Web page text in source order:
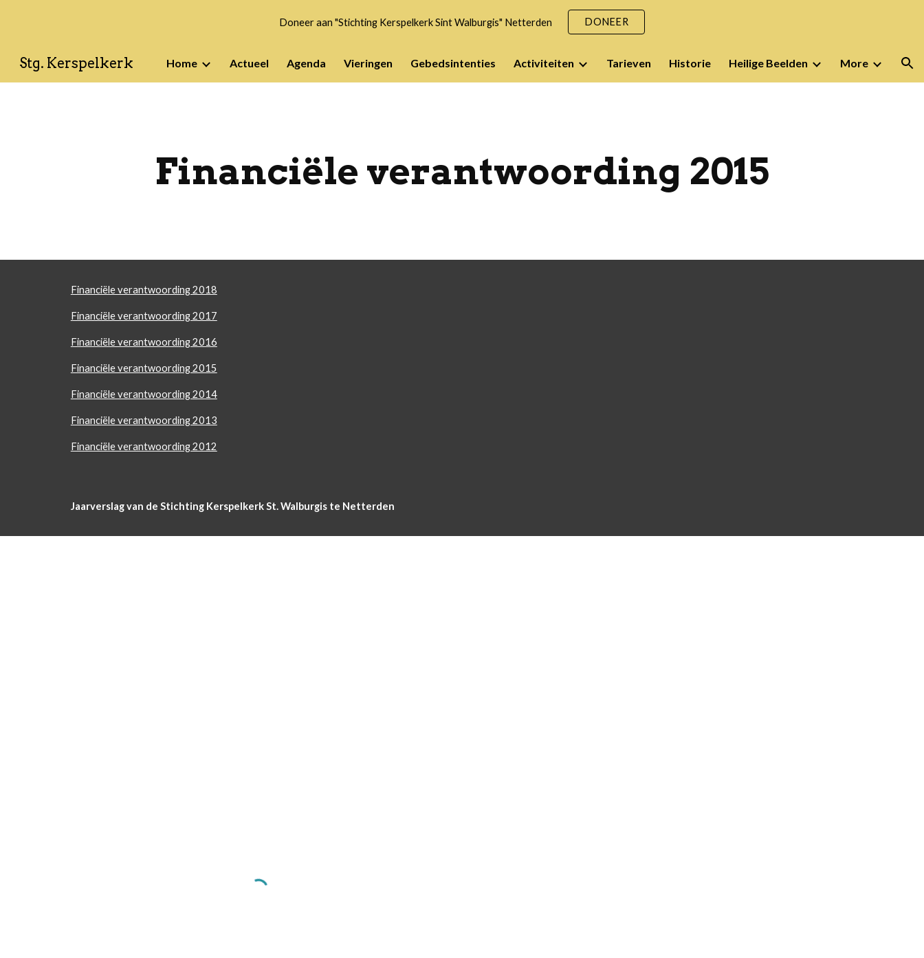
Skip to main content Skip to navigation
Doneer aan "Stichting Kerspelkerk Sint Walburgis" Netterden DONEER
Stg. Kerspelkerk Home Actueel Agenda Vieringen Gebedsintenties Activiteiten Tarieven Historie Heilige Beelden More
Financiële verantwoording 2015
Financiële verantwoording 2018
Financiële verantwoording 2017
Financiële verantwoording 2016
Financiële verantwoording 2015
Financiële verantwoording 2014
Financiële verantwoording 2013
Financiële verantwoording 2012
Jaarverslag van de Stichting Kerspelkerk St. Walburgis te Netterden